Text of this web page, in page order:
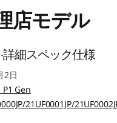
ケーションも快適に処理
によるAIアシスタン
ル® AI Boost (最大
・チップ(TPM)
リティー機能
ワード、スーパーバイザ
5(Type-C/USB PD/DP
/ヘッドホン・コンボ・ジ
店モデル
詳細スペック仕様
2日
Gen
21UF0001JP/